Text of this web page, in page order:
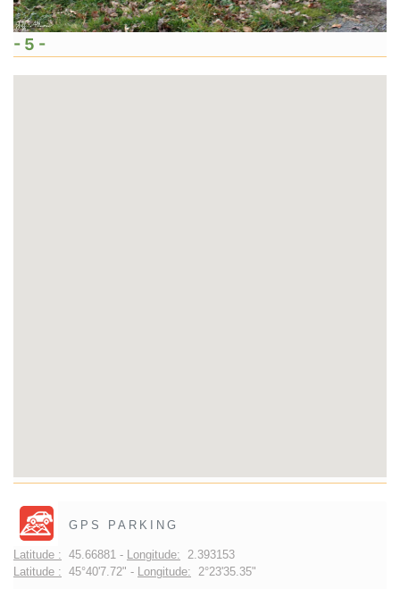
- 5 -
GPS PARKING
Latitude : 45.66881 - Longitude: 2.393153
Latitude : 45°40'7.72" - Longitude: 2°23'35.35"